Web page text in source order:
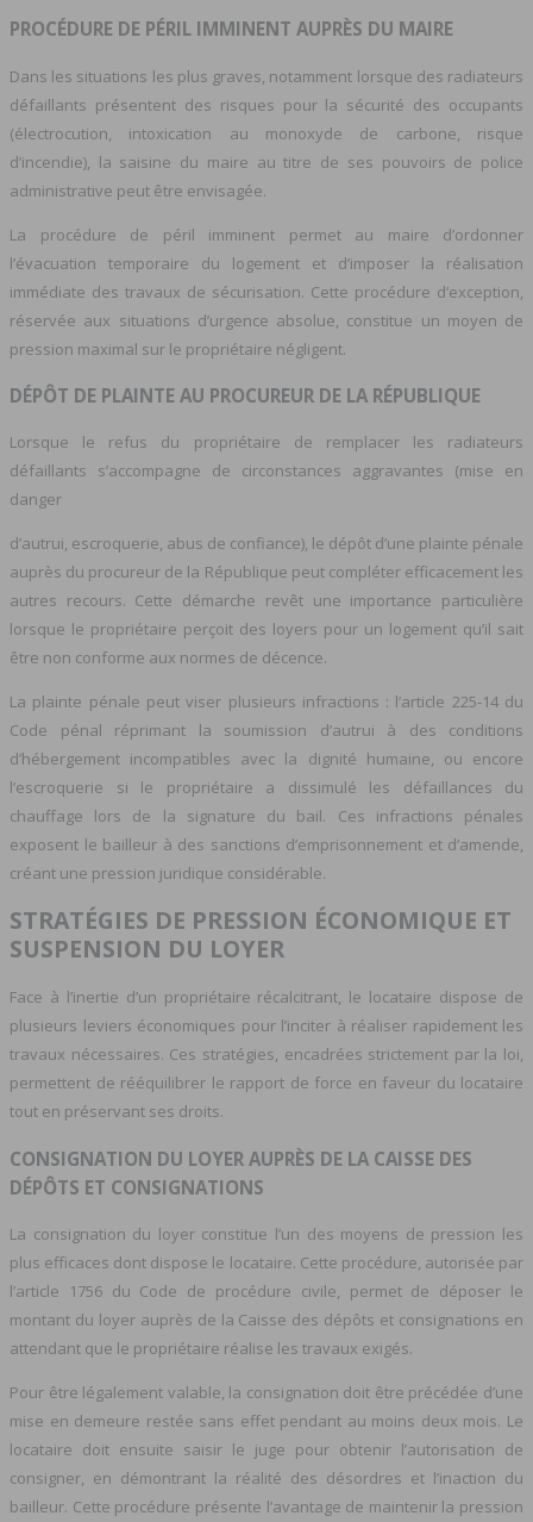
PROCÉDURE DE PÉRIL IMMINENT AUPRÈS DU MAIRE
Dans les situations les plus graves, notamment lorsque des radiateurs
défaillants présentent des risques pour la sécurité des occupants
(électrocution, intoxication au monoxyde de carbone, risque
d’incendie), la saisine du maire au titre de ses pouvoirs de police
administrative peut être envisagée.
La procédure de péril imminent permet au maire d’ordonner
l’évacuation temporaire du logement et d’imposer la réalisation
immédiate des travaux de sécurisation. Cette procédure d’exception,
réservée aux situations d’urgence absolue, constitue un moyen de
pression maximal sur le propriétaire négligent.
DÉPÔT DE PLAINTE AU PROCUREUR DE LA RÉPUBLIQUE
Lorsque le refus du propriétaire de remplacer les radiateurs
défaillants s’accompagne de circonstances aggravantes (mise en
danger
d’autrui, escroquerie, abus de confiance), le dépôt d’une plainte pénale
auprès du procureur de la République peut compléter efficacement les
autres recours. Cette démarche revêt une importance particulière
lorsque le propriétaire perçoit des loyers pour un logement qu’il sait
être non conforme aux normes de décence.
La plainte pénale peut viser plusieurs infractions : l’article 225-14 du
Code pénal réprimant la soumission d’autrui à des conditions
d’hébergement incompatibles avec la dignité humaine, ou encore
l’escroquerie si le propriétaire a dissimulé les défaillances du
chauffage lors de la signature du bail. Ces infractions pénales
exposent le bailleur à des sanctions d’emprisonnement et d’amende,
créant une pression juridique considérable.
STRATÉGIES DE PRESSION ÉCONOMIQUE ET
SUSPENSION DU LOYER
Face à l’inertie d’un propriétaire récalcitrant, le locataire dispose de
plusieurs leviers économiques pour l’inciter à réaliser rapidement les
travaux nécessaires. Ces stratégies, encadrées strictement par la loi,
permettent de rééquilibrer le rapport de force en faveur du locataire
tout en préservant ses droits.
CONSIGNATION DU LOYER AUPRÈS DE LA CAISSE DES
DÉPÔTS ET CONSIGNATIONS
La consignation du loyer constitue l’un des moyens de pression les
plus efficaces dont dispose le locataire. Cette procédure, autorisée par
l’article 1756 du Code de procédure civile, permet de déposer le
montant du loyer auprès de la Caisse des dépôts et consignations en
attendant que le propriétaire réalise les travaux exigés.
Pour être légalement valable, la consignation doit être précédée d’une
mise en demeure restée sans effet pendant au moins deux mois. Le
locataire doit ensuite saisir le juge pour obtenir l’autorisation de
consigner, en démontrant la réalité des désordres et l’inaction du
bailleur. Cette procédure présente l’avantage de maintenir la pression